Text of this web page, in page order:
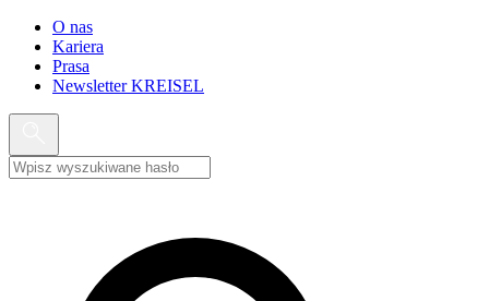
O nas
Kariera
Prasa
Newsletter KREISEL